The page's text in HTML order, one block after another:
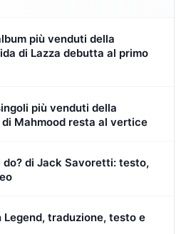
più venduti della
di Lazza debutta al primo
più venduti della
Mahmood resta al vertice
do? di Jack Savoretti: testo,
Legend, traduzione, testo e